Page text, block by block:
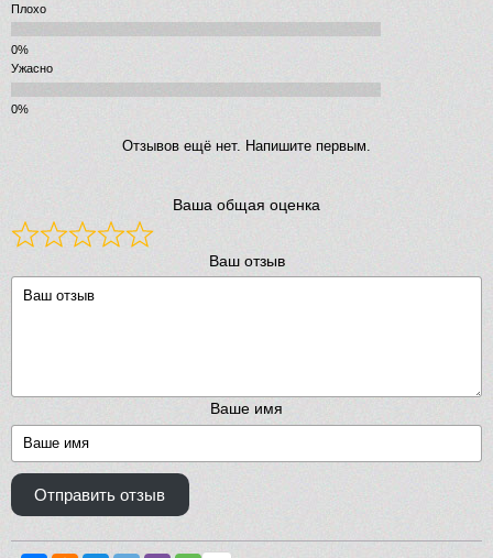
Плохо
Ужасно
Отзывов ещё нет. Напишите первым.
Ваша общая оценка
Ваш отзыв
Ваше имя
Отправить отзыв